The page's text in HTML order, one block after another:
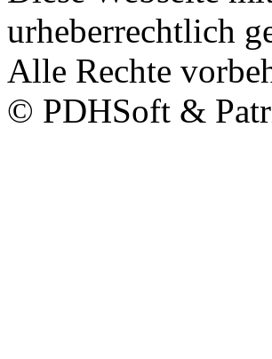
urheberrechtlich
Alle Rechte
© PDHSoft &